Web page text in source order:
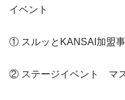
イベント
① スルッとKANSAI加盟
② ステージイベント マ